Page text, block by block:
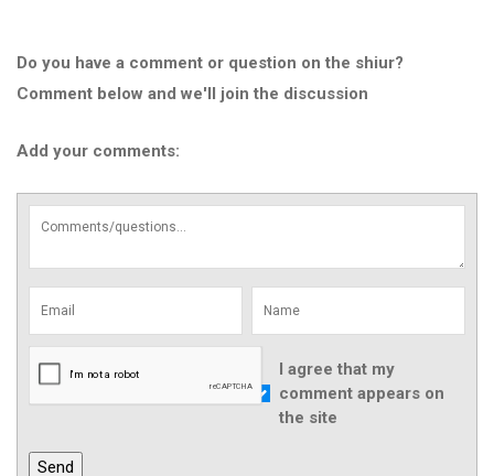
Do you have a comment or question on the shiur?
Comment below and we'll join the discussion
Add your comments:
I agree that my
comment appears on
the site